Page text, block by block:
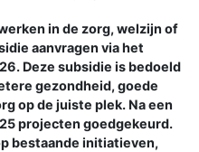
in de zorg, welzijn of
aanvragen via het
Deze subsidie is bedoeld
gezondheid, goede
op de juiste plek. Na een
projecten goedgekeurd.
bestaande initiatieven,